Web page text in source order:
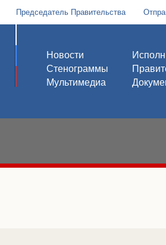
Председатель Правительства
Новости
Стенограммы
Мультимедиа